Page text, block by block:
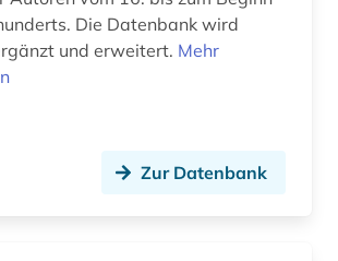
christentum (1)
chrétien de troyes (1)
Die Datenbank wird
und erweitert. Mehr
Zur Datenbank